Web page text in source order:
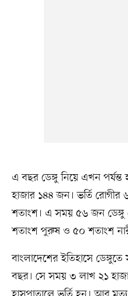
এ বছর ডেঙ্গু নিয়ে এখন পর্যন্ত
হাজার ১৪৪ জন। ভর্তি
শতাংশ। এ সময় ৫৬ জন ডেঙ্গু
শতাংশ পুরুষ ও ৫০ শতাংশ
বাংলাদেশের ইতিহাসে
বছর। সে সময় ৩ লাখ ২১